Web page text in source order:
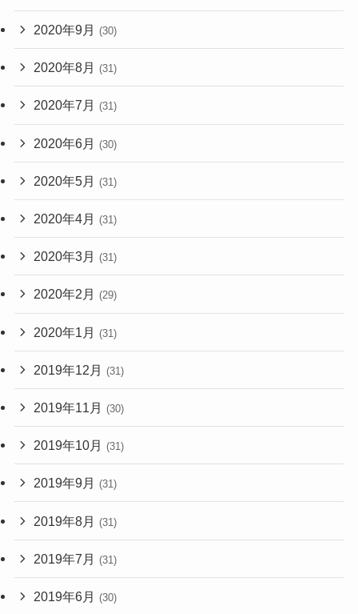
2020年9月 (30)
2020年8月 (31)
2020年7月 (31)
2020年6月 (30)
2020年5月 (31)
2020年4月 (31)
2020年3月 (31)
2020年2月 (29)
2020年1月 (31)
2019年12月 (31)
2019年11月 (30)
2019年10月 (31)
2019年9月 (31)
2019年8月 (31)
2019年7月 (31)
2019年6月 (30)